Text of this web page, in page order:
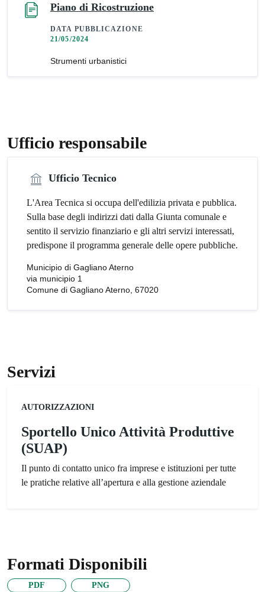
Piano di Ricostruzione
DATA PUBBLICAZIONE
21/05/2024
Strumenti urbanistici
Ufficio responsabile
Ufficio Tecnico
L'Area Tecnica si occupa dell'edilizia privata e pubblica.
Sulla base degli indirizzi dati dalla Giunta comunale e
sentito il servizio finanziario e gli altri servizi interessati,
predispone il programma generale delle opere pubbliche.
Municipio di Gagliano Aterno
via municipio 1
Comune di Gagliano Aterno, 67020
Servizi
Categoria:
AUTORIZZAZIONI
Sportello Unico Attività Produttive
(SUAP)
Il punto di contatto unico fra imprese e istituzioni per tutte
le pratiche relative all’apertura e alla gestione aziendale
Formati Disponibili
PDF PNG